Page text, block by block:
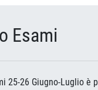
Esami
25-26 Giugno-Luglio è